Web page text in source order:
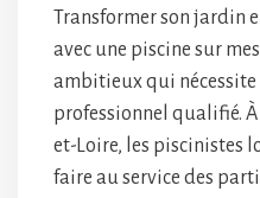
Transformer son jardin
avec une piscine sur
ambitieux qui
professionnel qualifié.
et-Loire, les piscinistes
faire au service des